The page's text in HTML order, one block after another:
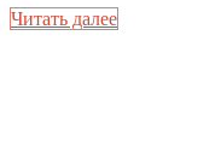
Читать далее